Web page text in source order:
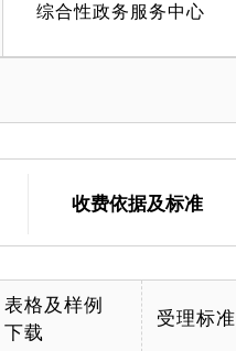
综合性政务服务中心
收费依据及标准
表格及样例
下载
受理标准